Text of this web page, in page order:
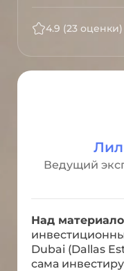
4.9 (23 оценки)
Ведущий
Над
Dubai (Dallas
сама